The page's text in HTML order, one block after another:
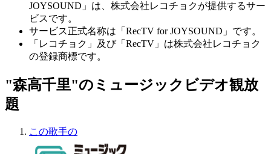
JOYSOUND」は、株式会社レコチョクが提供するサー
ビスです。
サービス正式名称は「RecTV for JOYSOUND」です。
「レコチョク」及び「RecTV」は株式会社レコチョク
の登録商標です。
"森高千里"のミュージックビデオ観放
題
この歌手の